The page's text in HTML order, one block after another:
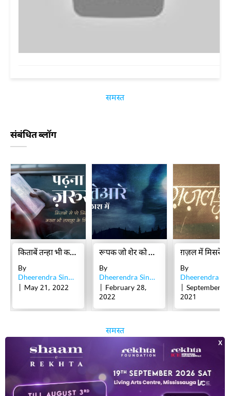
समस्त
संबंधित ब्लॉग
किताबें तन्हा भी करती हैं और तन्हाई से बचाती भी हैं
By
Dheerendra Singh Faiyaz
| May 21, 2022
रूपक जो शेर को ज़मीन से आसमान तक पहुँचा देते हैं
By
Dheerendra Singh Faiyaz
| February 28,
2022
By
| September
2021
समस्त
अन्य शायरों को पढ़िए